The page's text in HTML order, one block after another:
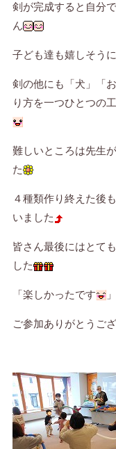
剣が完成すると自分
ん
子ども達も嬉しそう
剣の他にも「犬」「
り方を一つひとつの
難しいところは先生
た
４種類作り終えた後
いました
皆さん最後にはとて
した
「楽しかったです
ご参加ありがとうご